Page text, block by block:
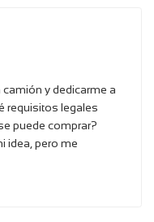
y dedicarme a
requisitos legales
puede comprar?
idea, pero me